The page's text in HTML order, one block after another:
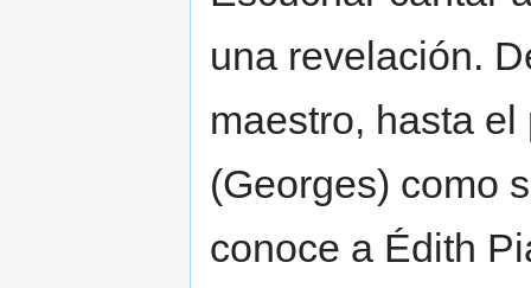
una revelación.
maestro, hasta
(Georges) como
conoce a Édith